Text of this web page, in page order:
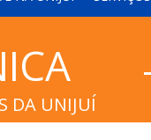
DA UNIJUÍ